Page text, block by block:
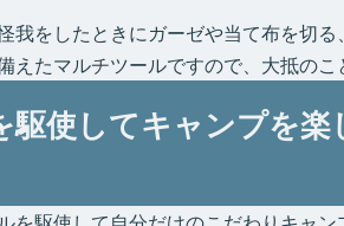
我をしたときにガーゼや当て布を切る
えたマルチツールですので、大抵のこ
駆使してキャンプを